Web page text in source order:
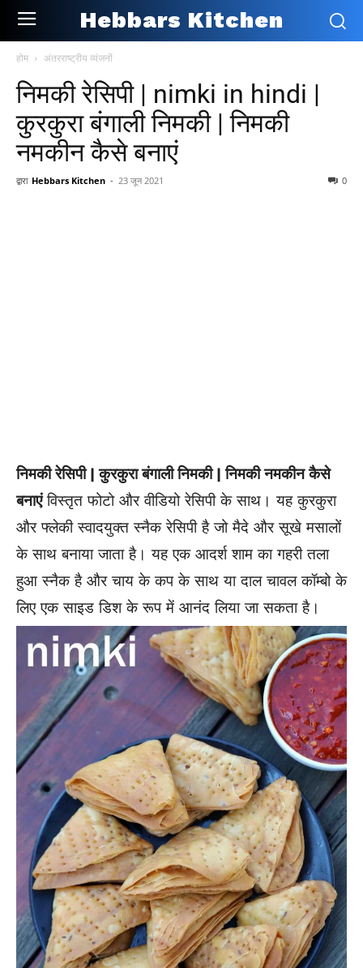
Hebbars Kitchen
होम अंतरराष्ट्रीय व्यंजनों
निमकी रेसिपी | nimki in hindi |
कुरकुरा बंगाली निमकी | निमकी
नमकीन कैसे बनाएं
द्वारा Hebbars Kitchen - 23 जून 2021 0
निमकी रेसिपी | कुरकुरा बंगाली निमकी | निमकी नमकीन कैसे
बनाएंविस्तृत फोटो और वीडियो रेसिपी के साथ। यह कुरकुरा
और फ्लेकी स्वादयुक्त स्नैक रेसिपी है जो मैदे और सूखे मसालों
के साथ बनाया जाता है। यह एक आदर्श शाम का गहरी तला
हुआ स्नैक है और चाय के कप के साथ या दाल चावल कॉम्बो के
लिए एक साइड डिश के रूप में आनंद लिया जा सकता है।